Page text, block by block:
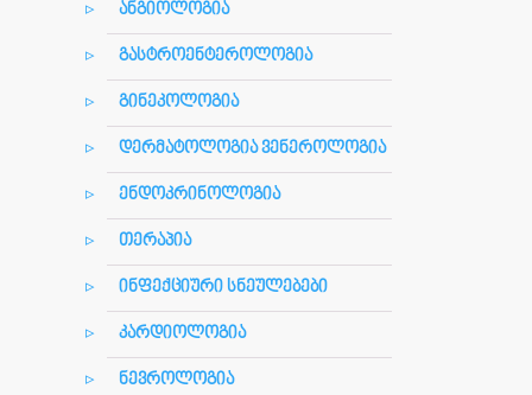
ანგიოლოგია
გასტროენტეროლოგია
გინეკოლოგია
დერმატოლოგია ვენეროლოგია
ენდოკრინოლოგია
თერაპია
ინფექციური სნეულებები
კარდიოლოგია
ნევროლოგია